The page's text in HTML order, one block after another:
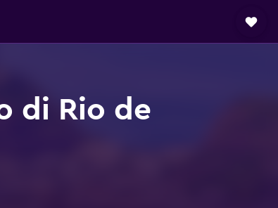
di Rio de